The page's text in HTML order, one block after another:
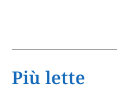
Più lette